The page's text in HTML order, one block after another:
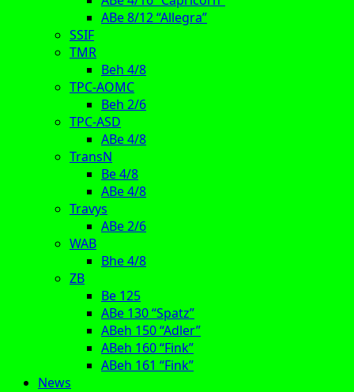
ABe 8/12 “Allegra”
SSIF
TMR
Beh 4/8
TPC-AOMC
Beh 2/6
TPC-ASD
ABe 4/8
TransN
Be 4/8
ABe 4/8
Travys
ABe 2/6
WAB
Bhe 4/8
ZB
Be 125
ABe 130 “Spatz”
ABeh 150 “Adler”
ABeh 160 “Fink”
ABeh 161 “Fink”
News